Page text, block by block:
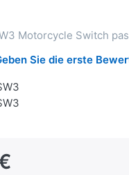
Motorcycle Switch
Sie die erste